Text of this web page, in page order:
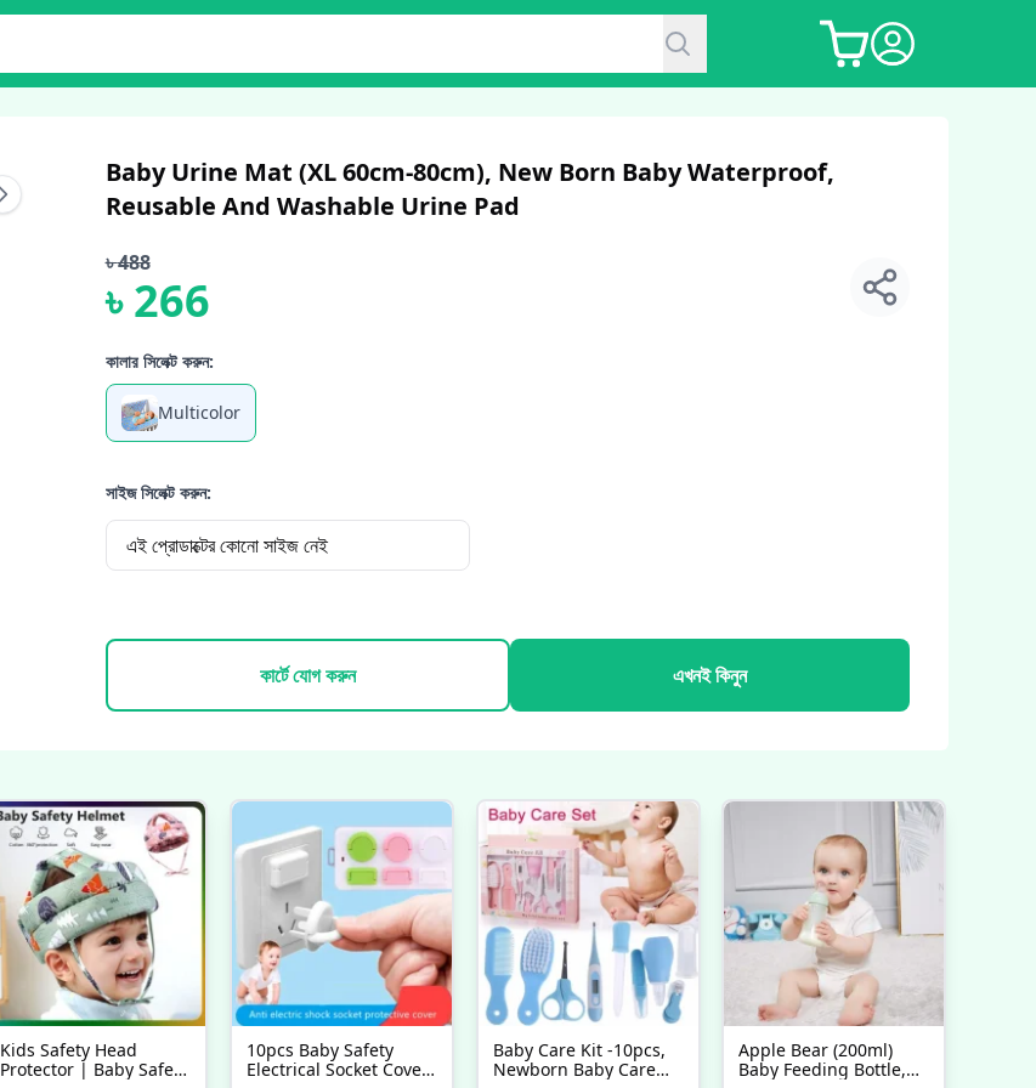
Baby Urine Mat (XL 60cm-80cm), New Born Baby Waterproof,
Reusable And Washable Urine Pad
৳488
৳266
কালার সিলেক্ট করুন:
Multicolor
সাইজ সিলেক্ট করুন:
এই প্রোডাক্টের কোনো সাইজ নেই
কার্টে যোগ করুন এখনই কিনুন
Kids Safety Head
Protector | Baby Safety
10pcs Baby Safety
Electrical Socket Cover,
Baby Care Kit -10pcs,
Newborn Baby Care
Apple Bear (200ml)
Baby Feeding Bottle,